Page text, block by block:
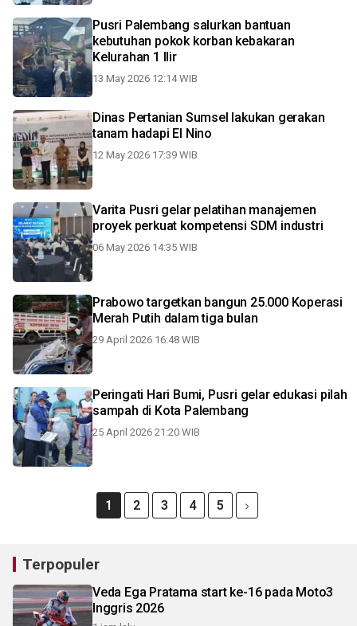
Pusri Palembang salurkan bantuan
kebutuhan pokok korban kebakaran
Kelurahan 1 Ilir
13 May 2026 12:14 WIB
Dinas Pertanian Sumsel lakukan gerakan
tanam hadapi El Nino
12 May 2026 17:39 WIB
Varita Pusri gelar pelatihan manajemen
proyek perkuat kompetensi SDM industri
06 May 2026 14:35 WIB
Prabowo targetkan bangun 25.000 Koperasi
Merah Putih dalam tiga bulan
29 April 2026 16:48 WIB
Peringati Hari Bumi, Pusri gelar edukasi pilah
sampah di Kota Palembang
25 April 2026 21:20 WIB
1 2 3 4 5
Terpopuler
Veda Ega Pratama start ke-16 pada Moto3
Inggris 2026